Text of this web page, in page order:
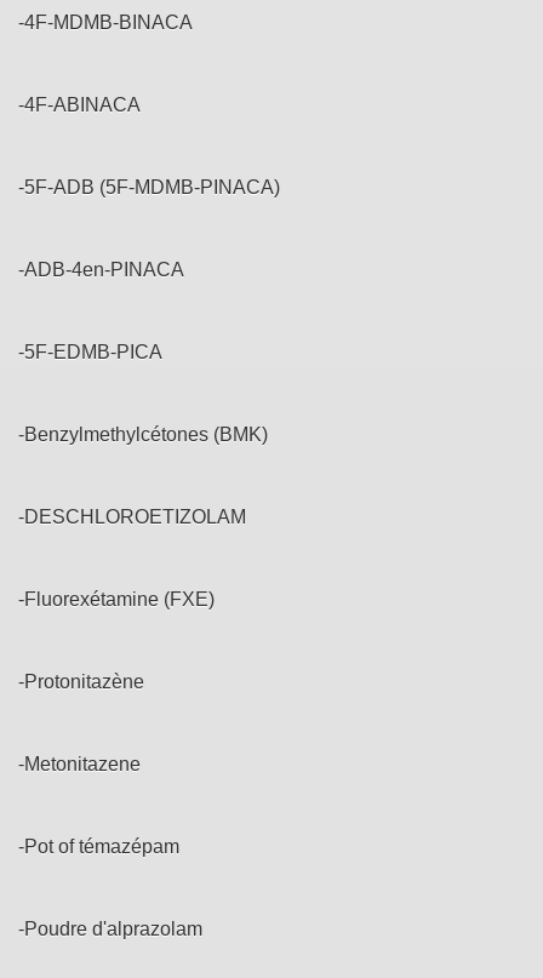
-4F-MDMB-BINACA
-4F-ABINACA
-5F-ADB (5F-MDMB-PINACA)
-ADB-4en-PINACA
-5F-EDMB-PICA
-Benzylmethylcétones (BMK)
-DESCHLOROETIZOLAM
-Fluorexétamine (FXE)
-Protonitazène
-Metonitazene
-Pot of témazépam
-Poudre d'alprazolam